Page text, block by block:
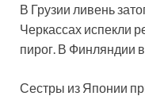
В Грузии ливень
Черкассах испекли
пирог. В Финляндии
Сестры из Японии